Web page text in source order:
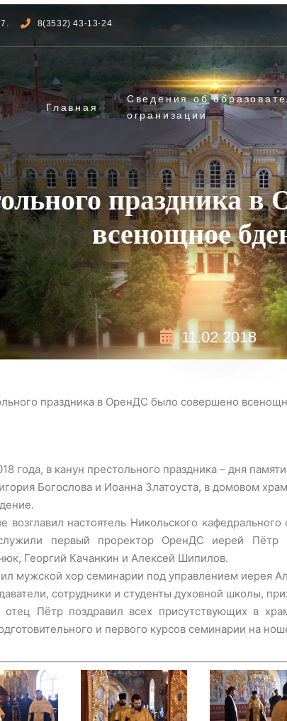
8(3532) 43-13-24
Главная
Сведения об
огранизации
праздника
всенощное
11.02.2018
праздника в ОренДС было совершено
года, в канун престольного праздника – дня
Богослова и Иоанна Златоуста, в домовом
возглавил настоятель Никольского
первый проректор ОренДС иерей Пётр
Георгий Качанкин и Алексей Шипилов.
мужской хор семинарии под управлением иерея
сотрудники и студенты духовной школы,
Пётр поздравил всех присутствующих в
и первого курсов семинарии на